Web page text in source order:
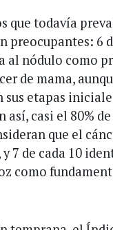
que todavía
preocupantes: 6
al nódulo como
de mama,
sus etapas
casi el 80%
que el
y 7 de cada 10
como